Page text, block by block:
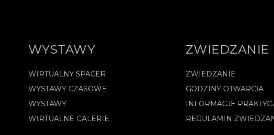
WYSTAWY
WIRTUALNY SPACER
WYSTAWY CZASOWE
WYSTAWY
WIRTUALNE GALERIE
ZWIEDZANIE
ZWIEDZANIE
GODZINY OTWARCIA
INFORMACJE
REGULAMIN